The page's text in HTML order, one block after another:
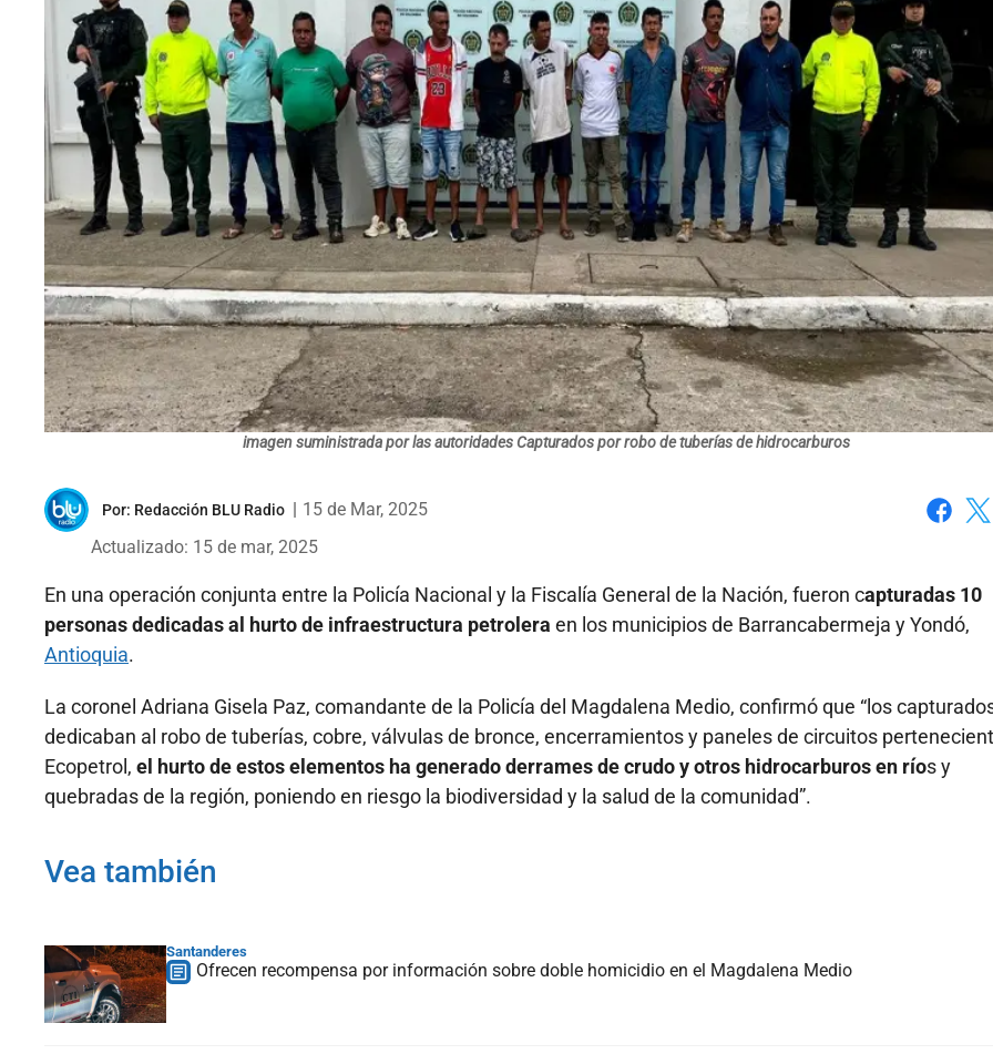
imagen suministrada por las autoridades Capturados por robo de tuberías de hidrocarburos
Por: Redacción BLU Radio
15 de Mar, 2025
Actualizado: 15 de mar, 2025
En una operación conjunta entre la Policía Nacional y la Fiscalía General de la Nación, fueron capturadas 10
personas dedicadas al hurto de infraestructura petrolera en los municipios de Barrancabermeja y Yondó,
Antioquia.
La coronel Adriana Gisela Paz, comandante de la Policía del Magdalena Medio, confirmó que “los
dedicaban al robo de tuberías, cobre, válvulas de bronce, encerramientos y paneles de circuitos
Ecopetrol, el hurto de estos elementos ha generado derrames de crudo y otros hidrocarburos en ríos y
quebradas de la región, poniendo en riesgo la biodiversidad y la salud de la comunidad”.
Vea también
Santanderes
Ofrecen recompensa por información sobre doble homicidio en el Magdalena Medio